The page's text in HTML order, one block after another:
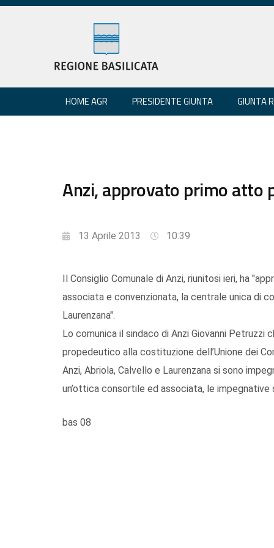
HOME AGR PRESIDENTE GIUNTA GIUNTA
Anzi, approvato primo atto
13 Aprile 2013 10:39
Il Consiglio Comunale di Anzi, riunitosi ieri, ha
associata e convenzionata, la centrale unica di
Laurenzana".
Lo comunica il sindaco di Anzi Giovanni
propedeutico alla costituzione dell’Unione dei
Anzi, Abriola, Calvello e Laurenzana si sono
un’ottica consortile ed associata, le
bas 08